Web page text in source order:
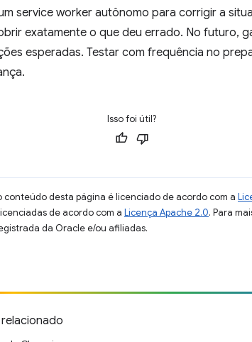
service worker autônomo para corrigir a
exatamente o que deu errado. No futuro,
esperadas. Testar com frequência no
Isso foi útil?
desta página é licenciado de acordo com a
de acordo com a Licença Apache 2.0. Para
da Oracle e/ou afiliadas.